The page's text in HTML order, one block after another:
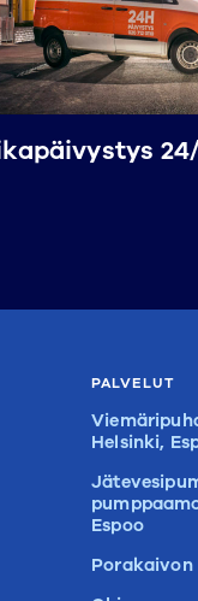
PALVELUT
Helsinki,
Espoo